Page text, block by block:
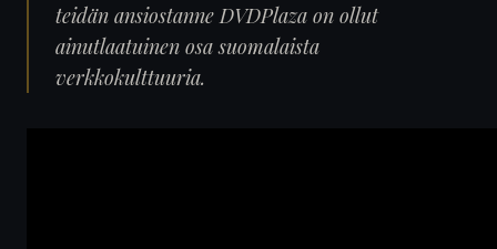
teidän ansiostanne DVDPlaza on ollut
ainutlaatuinen osa suomalaista
verkkokulttuuria.